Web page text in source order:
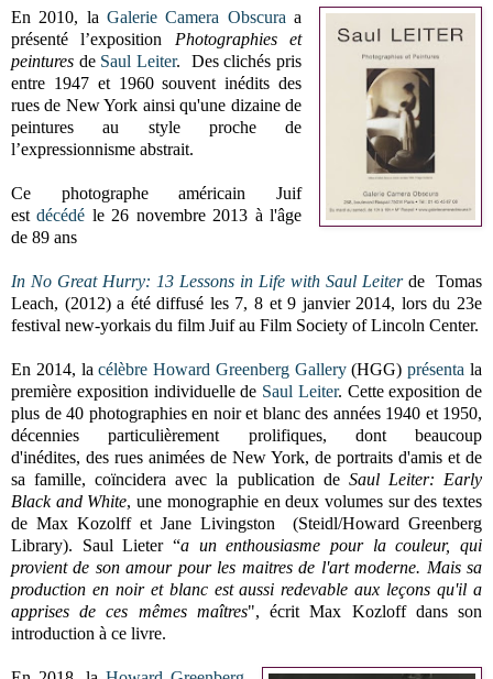
En 2010, laGalerie Camera Obscura a
présenté l’exposition Photographies et
peintures de Saul Leiter. Des clichés pris
entre 1947 et 1960 souvent inédits des
rues de New York ainsi qu'une dizaine de
peintures au style proche de
l’expressionnisme abstrait.
Ce photographe américain Juif
estdécédé le 26 novembre 2013 à l'âge
de 89 ans
In No Great Hurry: 13 Lessons in Life with Saul Leiterde Tomas
Leach, (2012) a été diffusé les 7, 8 et 9 janvier 2014, lors du 23e
festival new-yorkais du film Juif au Film Society of Lincoln Center.
En 2014, lacélèbre Howard Greenberg Gallery(HGG)présenta la
première exposition individuelle de Saul Leiter. Cette exposition de
plus de 40 photographies en noir et blanc des années 1940 et 1950,
décennies particulièrement prolifiques, dont beaucoup
d'inédites, des rues animées de New York, de portraits d'amis et de
sa famille, coïncidera avec la publication de Saul Leiter: Early
Black and White, une monographie en deux volumes sur des textes
de Max Kozolff et Jane Livingston (Steidl/Howard Greenberg
Library). Saul Lieter “a un enthousiasme pour la couleur, qui
provient de son amour pour les maitres de l'art moderne. Mais sa
production en noir et blanc est aussi redevable aux leçons qu'il a
apprises de ces mêmes maîtres", écrit Max Kozloff dans son
introduction à ce livre.